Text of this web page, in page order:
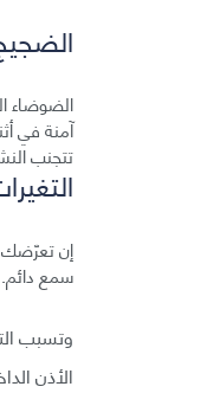
آمنة في
تتجنب
إن تعرّضك
سمع دائم.
وتسبب
الأذن